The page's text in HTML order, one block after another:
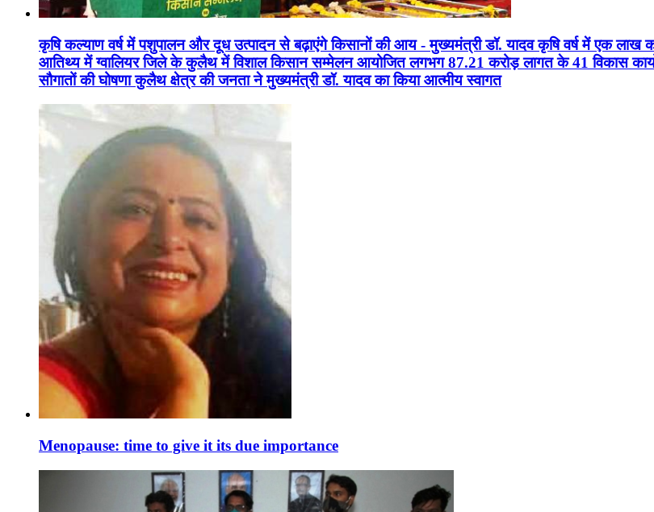
कृषि कल्याण वर्ष में पशुपालन और दूध उत्पादन से बढ़ाएंगे किसानों की आय - मुख्यमंत्री डॉ. यादव कृषि वर्ष में एक लाख
आतिथ्य में ग्वालियर जिले के कुलैथ में विशाल किसान सम्मेलन आयोजित लगभग 87.21 करोड़ लागत के 41 विकास
सौगातों की घोषणा कुलैथ क्षेत्र की जनता ने मुख्यमंत्री डॉ. यादव का किया आत्मीय स्वागत
Menopause: time to give it its due importance